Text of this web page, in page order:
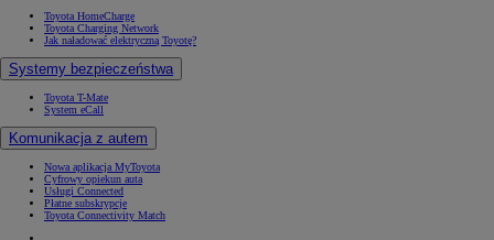
Toyota HomeCharge
Toyota Charging Network
Jak naładować elektryczną Toyotę?
Systemy bezpieczeństwa
Toyota T-Mate
System eCall
Komunikacja z autem
Nowa aplikacja MyToyota
Cyfrowy opiekun auta
Usługi Connected
Płatne subskrypcje
Toyota Connectivity Match